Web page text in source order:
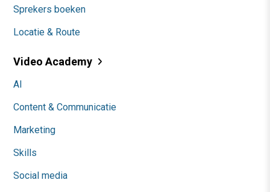
Sprekers boeken
Locatie & Route
Video Academy
AI
Content & Communicatie
Marketing
Skills
Social media